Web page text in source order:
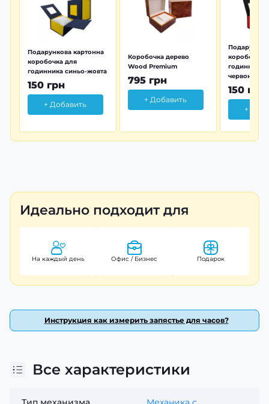
Подарункова картонна
коробочка для
годинника синьо-жовта
150 грн
+ Добавить
Коробочка дерево
Wood Premium
795 грн
+ Добавить
коробочка
годинника
червона
150 грн
+
Идеально подходит для
На каждый день Офис / Бизнес Подарок
Инструкция как измерить запястье для часов?
Все характеристики